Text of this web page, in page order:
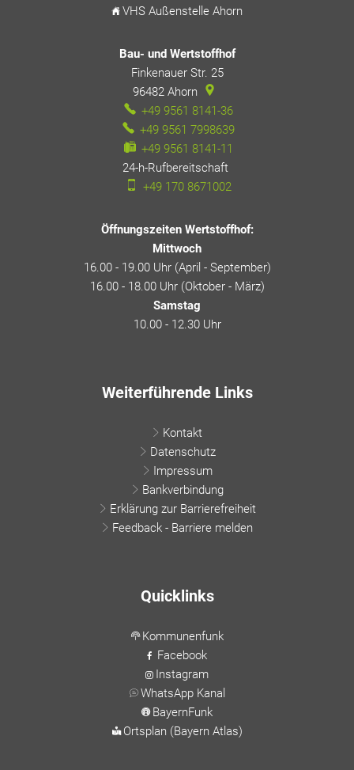
VHS Außenstelle Ahorn
Bau- und Wertstoffhof
Finkenauer Str. 25
96482 Ahorn
+49 9561 8141-36
+49 9561 7998639
+49 9561 8141-11
24-h-Rufbereitschaft
+49 170 8671002
Öffnungszeiten Wertstoffhof:
Mittwoch
16.00 - 19.00 Uhr (April - September)
16.00 - 18.00 Uhr (Oktober - März)
Samstag
10.00 - 12.30 Uhr
Weiterführende Links
Kontakt
Datenschutz
Impressum
Bankverbindung
Erklärung zur Barrierefreiheit
Feedback - Barriere melden
Quicklinks
Kommunenfunk
Facebook
Instagram
WhatsApp Kanal
BayernFunk
Ortsplan (Bayern Atlas)